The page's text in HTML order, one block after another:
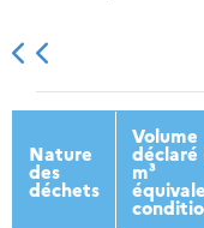
2013
Nature
des
déchets
Volume
déclaré
m³